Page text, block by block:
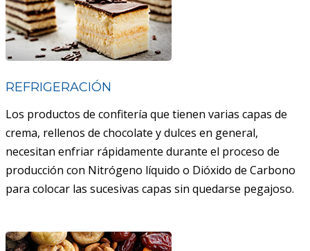
REFRIGERACIÓN
Los productos de confitería que tienen varias capas de
crema, rellenos de chocolate y dulces en general,
necesitan enfriar rápidamente durante el proceso de
producción con Nitrógeno líquido o Dióxido de Carbono
para colocar las sucesivas capas sin quedarse pegajoso.